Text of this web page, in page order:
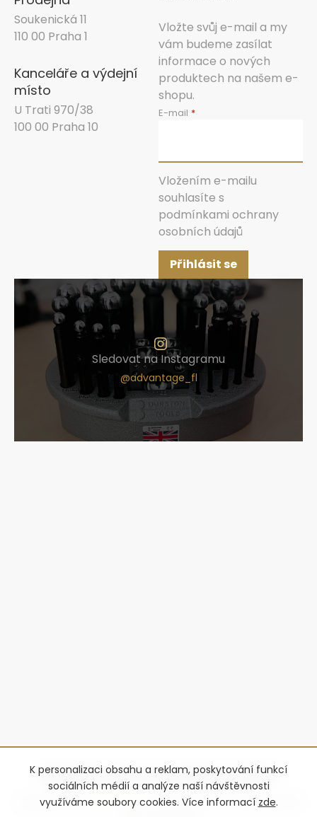
K personalizaci obsahu a reklam, poskytování funkcí
sociálních médií a analýze naší návštěvnosti
využíváme soubory cookies. Více informací zde.
Soukenická 11
110 00 Praha 1
Kanceláře a výdejní
místo
U Trati 970/38
100 00 Praha 10
Vložte svůj e-mail a my
vám budeme zasílat
informace o nových
produktech na našem e-
shopu.
E-mail
Vložením e-mailu
souhlasíte s
podmínkami ochrany
osobních údajů
Přihlásit se
Sledovat na Instagramu
Copyright 2026Advantage-fl. Všechna práva vyhrazena.Upravit